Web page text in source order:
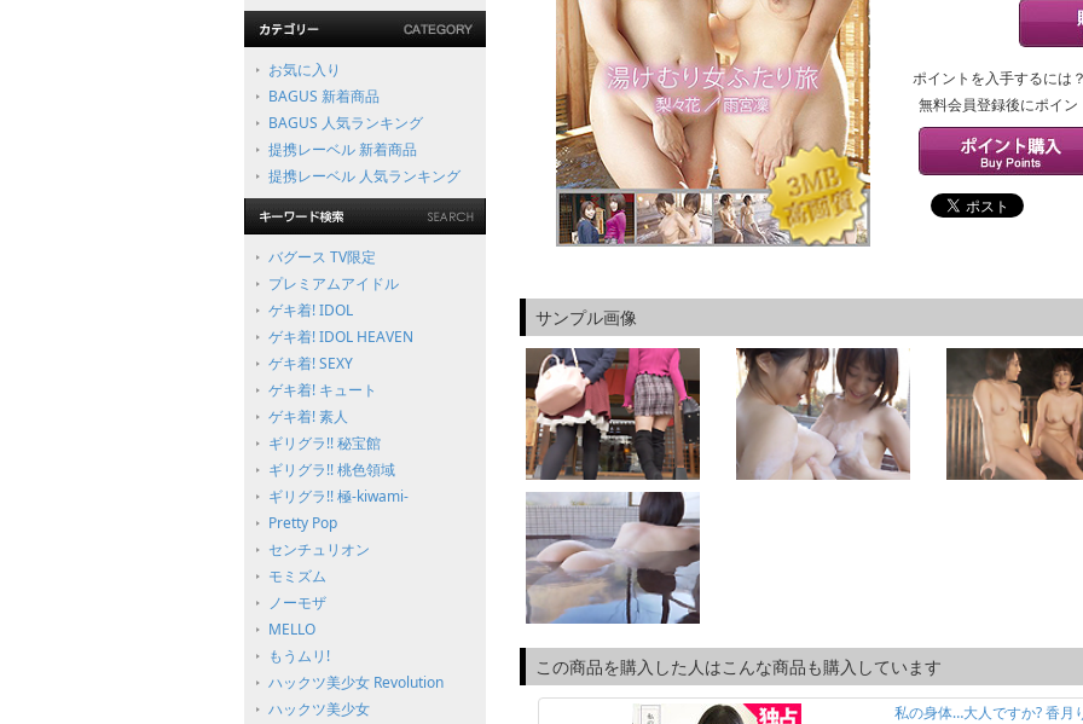
お気に入り
BAGUS 新着商品
BAGUS 人気ランキング
提携レーベル 新着商品
提携レーベル 人気ランキング
バグース TV限定
プレミアムアイドル
ゲキ着! IDOL
ゲキ着! IDOL HEAVEN
ゲキ着! SEXY
ゲキ着! キュート
ゲキ着! 素人
ギリグラ!! 秘宝館
ギリグラ!! 桃色領域
ギリグラ!! 極-kiwami-
Pretty Pop
センチュリオン
モミズム
ノーモザ
MELLO
もうムリ!
ハックツ美少女 Revolution
ハックツ美少女
ポイントを入手するには
無料会員登録後にポイ
サンプル画像
この商品を購入した人はこんな商品も購入しています
私の身体…大人ですか? 香月